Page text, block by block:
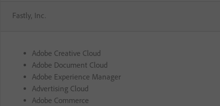
Fastly, Inc.
Adobe Creative Cloud
Adobe Document Cloud
Adobe Experience Manager
Advertising Cloud
Adobe Commerce